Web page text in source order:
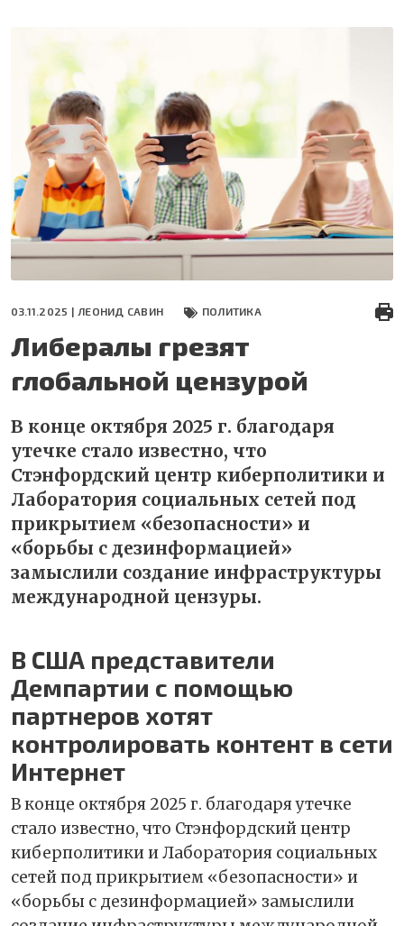
основному
содержанию
03.11.2025 | ЛЕОНИД САВИН ПОЛИТИКА
Либералы грезят
глобальной цензурой
В конце октября 2025 г. благодаря
утечке стало известно, что
Стэнфордский центр киберполитики и
Лаборатория социальных сетей под
прикрытием «безопасности» и
«борьбы с дезинформацией»
замыслили создание инфраструктуры
международной цензуры.
В США представители
Демпартии с помощью
партнеров хотят
контролировать контент в сети
Интернет
В конце октября 2025 г. благодаря утечке
стало известно, что Стэнфордский центр
киберполитики и Лаборатория социальных
сетей под прикрытием «безопасности» и
«борьбы с дезинформацией» замыслили